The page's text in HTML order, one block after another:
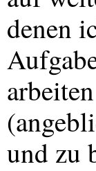
denen
und zu